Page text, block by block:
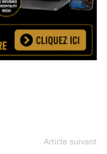
Article suivant